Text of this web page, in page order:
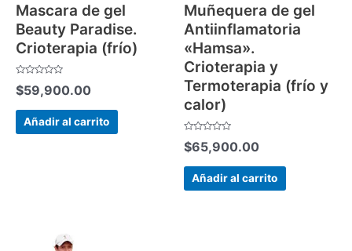
Mascara de gel
Beauty Paradise.
Crioterapia (frío)
Valorado
con
de
$59,900.00
Añadir al carrito
Muñequera de gel
Antiinflamatoria
«Hamsa».
Crioterapia y
Termoterapia (frío y
calor)
Valorado
con
de
$65,900.00
Añadir al carrito